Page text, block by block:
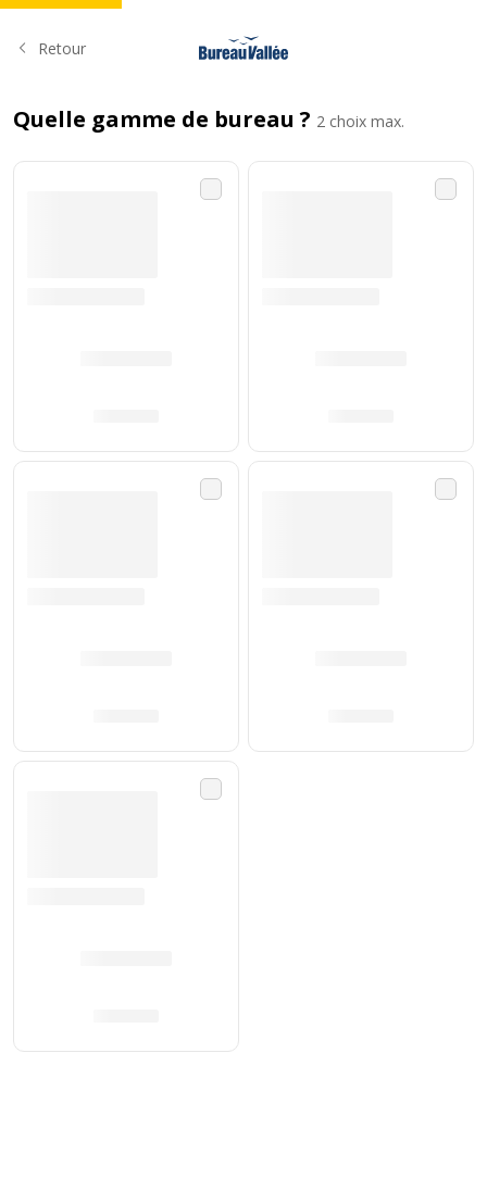
Retour
Quelle gamme de bureau ? 2 choix max.